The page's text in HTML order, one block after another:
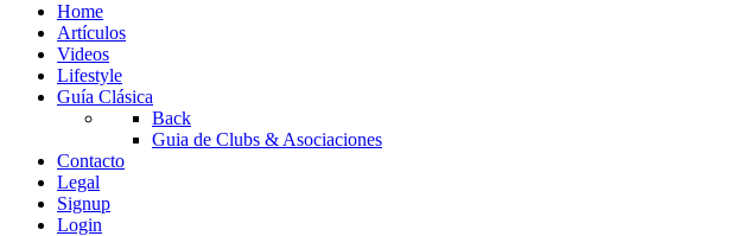
Home
Artículos
Videos
Lifestyle
Guía Clásica
Back
Guia de Clubs & Asociaciones
Contacto
Legal
Signup
Login